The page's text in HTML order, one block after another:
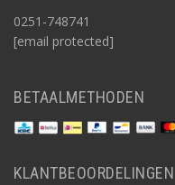
0251-748741
[email protected]
BETAALMETHODEN
KLANTBEOORDELINGEN